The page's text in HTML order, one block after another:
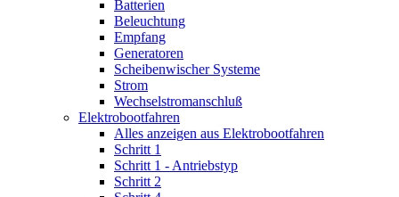
Batterien
Beleuchtung
Empfang
Generatoren
Scheibenwischer Systeme
Strom
Wechselstromanschluß
Elektrobootfahren
Alles anzeigen aus Elektrobootfahren
Schritt 1
Schritt 1 - Antriebstyp
Schritt 2